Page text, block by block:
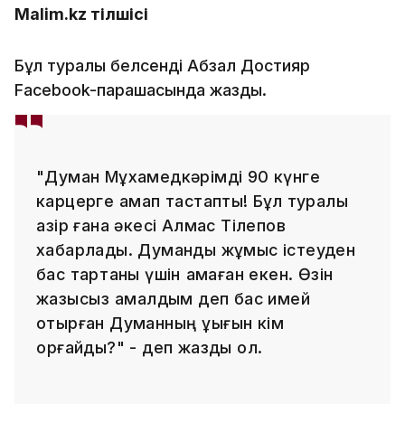
Malim.kz тілшісі
Бұл туралы белсенді Абзал Достияр
Facebook-парақшасында жазды.
"Думан Мұхамедкәрімді 90 күнге
карцерге қамап тастапты! Бұл туралы
қазір ғана әкесі Алмас Тілепов
хабарлады. Думанды жұмыс істеуден
бас тартқаны үшін қамаған екен. Өзін
жазықсыз қамалдым деп бас имей
отырған Думанның құқығын кім
қорғайды?" - деп жазды ол.